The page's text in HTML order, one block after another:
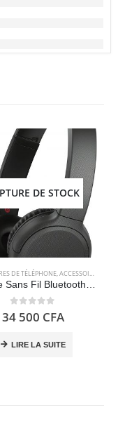
DE STOCK
DE TÉLÉPHONE,ACCESSOIRES POUR ORDINATEUR
Casque Sans Fil Bluetooth avec micro intégré et appels mains libres – Noir – Sony WH-CH510
0 out of 5
34 500 CFA
LIRE LA SUITE